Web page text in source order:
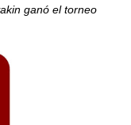
ganó el torneo